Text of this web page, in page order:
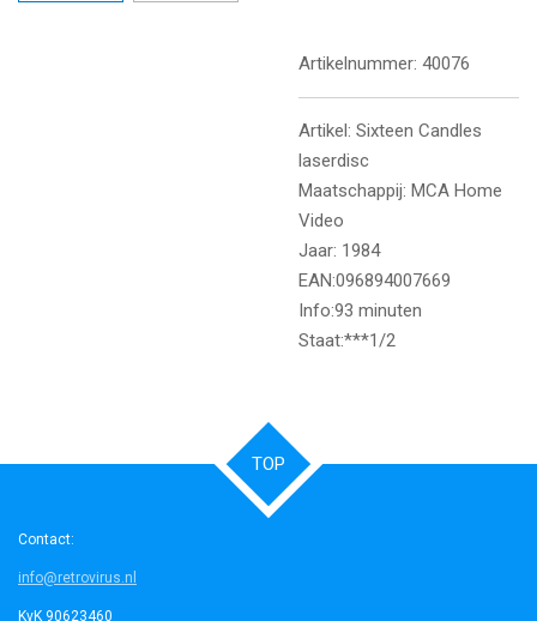
Artikelnummer: 40076
Artikel: Sixteen Candles
laserdisc
Maatschappij: MCA Home
Video
Jaar: 1984
EAN:096894007669
Info:93 minuten
Staat:***1/2
TOP
Contact:
info@retrovirus.nl
KvK 90623460